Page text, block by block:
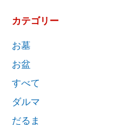
カテゴリー
お墓
お盆
すべて
ダルマ
だるま